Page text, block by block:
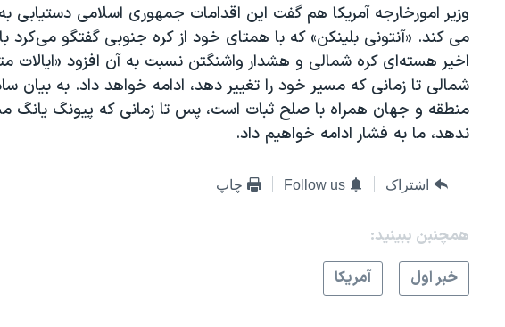
وزیر امورخارجه آمریکا هم گفت این اقدامات جمهوری اسلامی دستیابی
می کند. «آنتونی بلینکن» که با همتای خود از کره جنوبی گفتگو می‌کرد
اخیر هسته‌ای کره‌ شمالی و هشدار واشنگتن نسبت به آن افزود «ایالات
شمالی تا زمانی که مسیر خود را تغییر دهد، ادامه خواهد داد. به بیان
منطقه و جهان همراه با صلح ثبات است، پس تا زمانی که پیونگ یانگ
ندهد، ما به فشار ادامه خواهیم داد.
اشتراک Follow us چاپ
همچنبن ببینید:
خبر اول
آمريکا